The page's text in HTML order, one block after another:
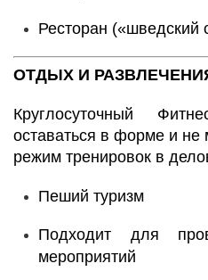
Ресторан («шведский
ОТДЫХ И
Круглосуточный
оставаться в форме и
режим тренировок в
Пеший туризм
Подходит для
мероприятий